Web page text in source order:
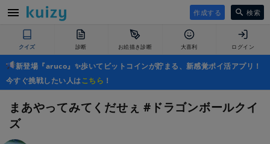
作成する 検索
クイズ 診断 お絵描き診断 大喜利 ログイン
新登場『aruco』✨歩いてビットコインが貯まる、新感覚ポイ活アプリ！
今すぐ挑戦したい人はこちら ！
まあやってみてくだせぇ #ドラゴンボールクイ
ズ